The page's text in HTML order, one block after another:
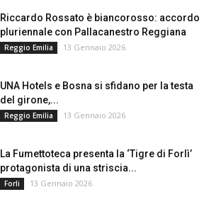
Riccardo Rossato è biancorosso: accordo
pluriennale con Pallacanestro Reggiana
Reggio Emilia 13 Gennaio 2026
UNA Hotels e Bosna si sfidano per la testa
del girone,...
Reggio Emilia 13 Gennaio 2026
La Fumettoteca presenta la ‘Tigre di Forlì’
protagonista di una striscia...
Forli 13 Gennaio 2026